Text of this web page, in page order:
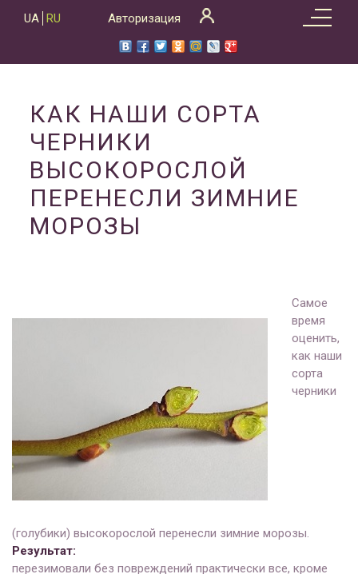
UA RU Авторизация
КАК НАШИ СОРТА
ЧЕРНИКИ
ВЫСОКОРОСЛОЙ
ПЕРЕНЕСЛИ ЗИМНИЕ
МОРОЗЫ
Самое
время
оценить,
как наши
сорта
черники
(голубики) высокорослой перенесли зимние морозы.
Результат:
перезимовали без повреждений практически все, кроме